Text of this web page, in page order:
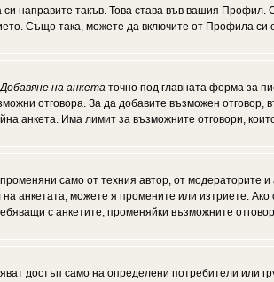
направите такъв. Това става във вашия
Също така, можете да включите от Профила си
Добавяне на анкета точно под главната форма за
отговора. За да добавите възможен отговор,
анкета. Има лимит за възможните отговори,
само от техния автор, от модераторите
анкетата, можете я промените или изтриете.
с анкетите, променяйки възможните
достъп само на определени потребители или